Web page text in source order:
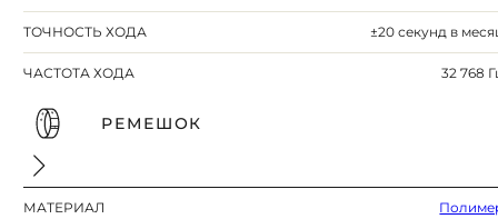
ТОЧНОСТЬ ХОДА ±20 секунд в
ЧАСТОТА ХОДА 32 768
РЕМЕШОК
МАТЕРИАЛ